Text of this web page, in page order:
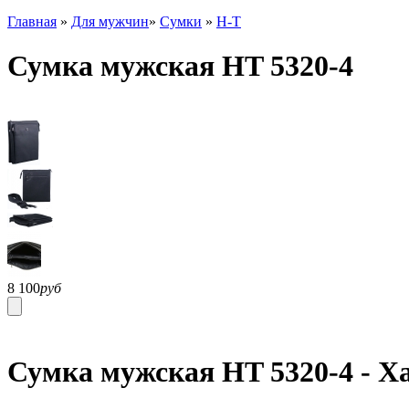
Главная » Для мужчин» Сумки » H-T
Сумка мужская HT 5320-4
8 100руб
Сумка мужская HT 5320-4 -